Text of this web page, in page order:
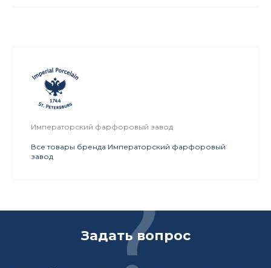
Императорский фарфоровый завод
Все товары бренда Императорский фарфоровый
завод
Задать вопрос